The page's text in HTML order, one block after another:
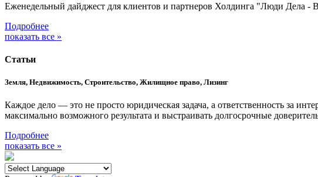
Еженедельный дайджест для клиентов и партнеров Холдинга "Люди Дела -
Подробнее
показать все »
Статьи
Земля, Недвижимость, Строительство, Жилищное право, Лизинг
Каждое дело — это не просто юридическая задача, а ответственность за
максимально возможного результата и выстраивать долгосрочные
Подробнее
показать все »